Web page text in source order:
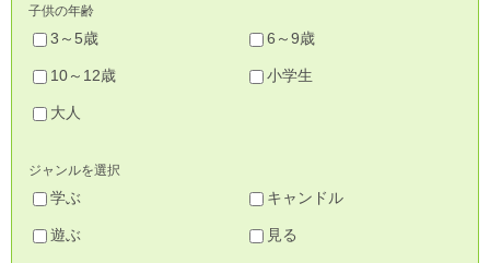
子供の年齢
3～5歳 6～9歳
10～12歳 小学生
大人
ジャンルを選択
学ぶ キャンドル
遊ぶ 見る